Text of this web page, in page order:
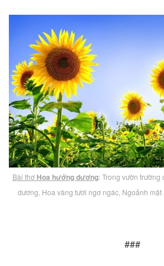
Bài thơ Hoa hướng dương: Trong vườn
dương, Hoa vàng tươi ngơ ngác, Ngoảnh mặt
###